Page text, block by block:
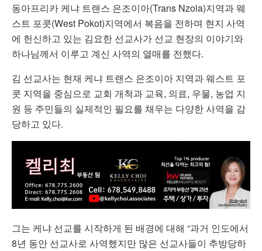
동아프리카 케냐 트랜스 은조이아(Trans Nzoia)지역과 웨
스트 포콧(West Pokot)지역에서 복음을 전하며 현지 사역
에 헌신하고 있는 김요한 선교사가 선교 현장의 이야기와
하나님께서 이루고 계신 사역의 열매를 전했다.
김 선교사는 현재 케냐 트랜스 은조이아 지역과 웨스트 포
콧 지역을 중심으로 교회 개척과 교육, 의료, 우물, 농업 지
원 등 주민들의 실제적인 필요를 채우는 다양한 사역을 감
당하고 있다.
그는 케냐 선교를 시작하게 된 배경에 대해 “과거 인도에서
8년 동안 선교사로 사역했지만 많은 선교사들이 추방당하